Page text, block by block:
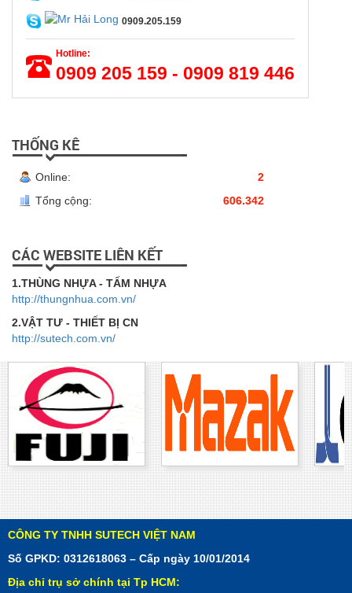
0909.205.159
Hotline:
0909 205 159 - 0909 819 446
THỐNG KÊ
Online:
2
Tổng cộng:
606.342
CÁC WEBSITE LIÊN KẾT
1.THÙNG NHỰA - TẤM NHỰA
http://thungnhua.com.vn/
2.VẬT TƯ - THIẾT BỊ CN
http://sutech.com.vn/
CÔNG TY TNHH SUTECH VIỆT NAM
Số GPKD: 0312618063 – Cấp ngày 10/01/2014
Địa chỉ trụ sở chính tại Tp HCM: